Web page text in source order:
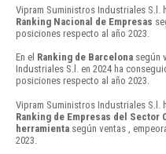
Vipram Suministros Industriales S.l.
Ranking Nacional de Empresas
posiciones respecto al año 2023.
En el Ranking de Barcelona según
Industriales S.l. en 2024 ha
posiciones respecto al año 2023.
Vipram Suministros Industriales S.l.
Ranking de Empresas del Sector
herramienta según ventas ,
2023.